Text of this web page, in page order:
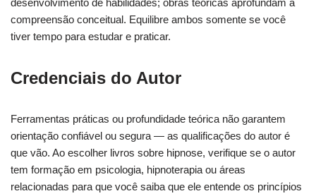
compreensão conceitual. Equilibre ambos somente se você
tiver tempo para estudar e praticar.
Credenciais do Autor
Ferramentas práticas ou profundidade teórica não garantem
orientação confiável ou segura — as qualificações do autor é
que vão. Ao escolher livros sobre hipnose, verifique se o autor
tem formação em psicologia, hipnoterapia ou áreas
relacionadas para que você saiba que ele entende os princípios